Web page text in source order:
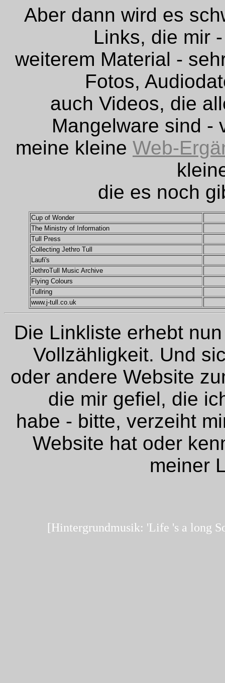
Aber dann wird es
Links, die mir
weiterem Material -
Fotos,
auch Videos, die
Mangelware sind -
meine kleine Web-
die es noch
Cup of Wonder
The Ministry of Information
Tull Press
Collecting Jethro Tull
Laufi's
JethroTull Music Archive
Flying Colours
Tullring
www.j-tull.co.uk
Die Linkliste erhebt
Vollzähligkeit. Und
oder andere Website
die mir gefiel, die
habe - bitte, verzeiht
Website hat oder
meiner
[Hintergrundmusik: 'Life 's a long